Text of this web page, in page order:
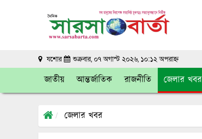
যশোর শুক্রবার, ০৭ অগাস্ট ২০২৬, ১০:১২ অপরাহ্ন
জাতীয় আন্তর্জাতিক রাজনীতি জেলার খবর
জেলার খবর